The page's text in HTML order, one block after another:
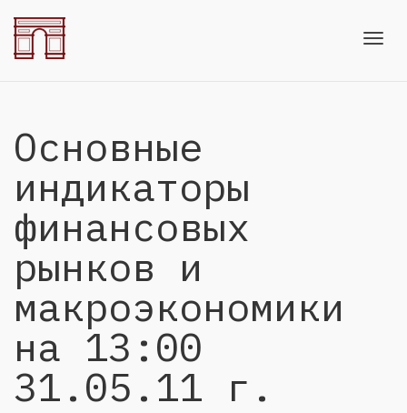
Основные
индикаторы
финансовых
рынков и
макроэкономики
на 13:00
31.05.11 г.